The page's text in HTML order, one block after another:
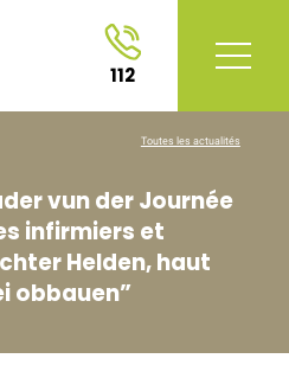
112
vun der Journée
infirmiers et
Helden, haut
obbauen”
Toutes les actualités